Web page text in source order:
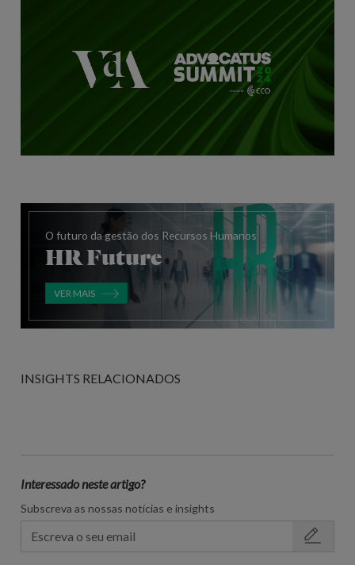
O futuro da gestão dos Recursos Humanos
HR Future
VER MAIS
INSIGHTS RELACIONADOS
Interessado neste artigo?
Subscreva as nossas notícias e insights